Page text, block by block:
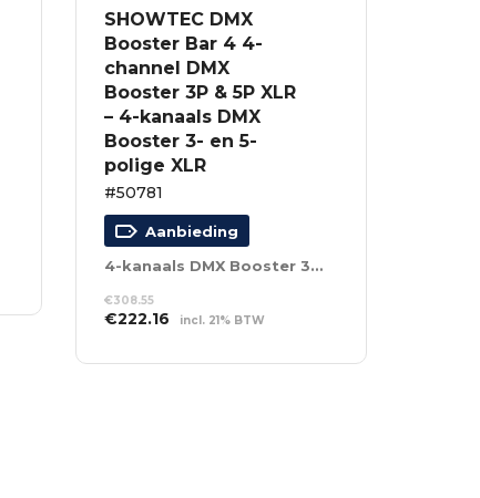
SHOWTEC DMX
Booster Bar 4 4-
channel DMX
Booster 3P & 5P XLR
– 4-kanaals DMX
Booster 3- en 5-
polige XLR
#50781
Aanbieding
4-kanaals DMX Booster 3- en 5-polige XLR
€308.55
Oorspronkelijke
was:
€222.16 Huidige
is:
incl. 21% BTW
WINKELWAGEN